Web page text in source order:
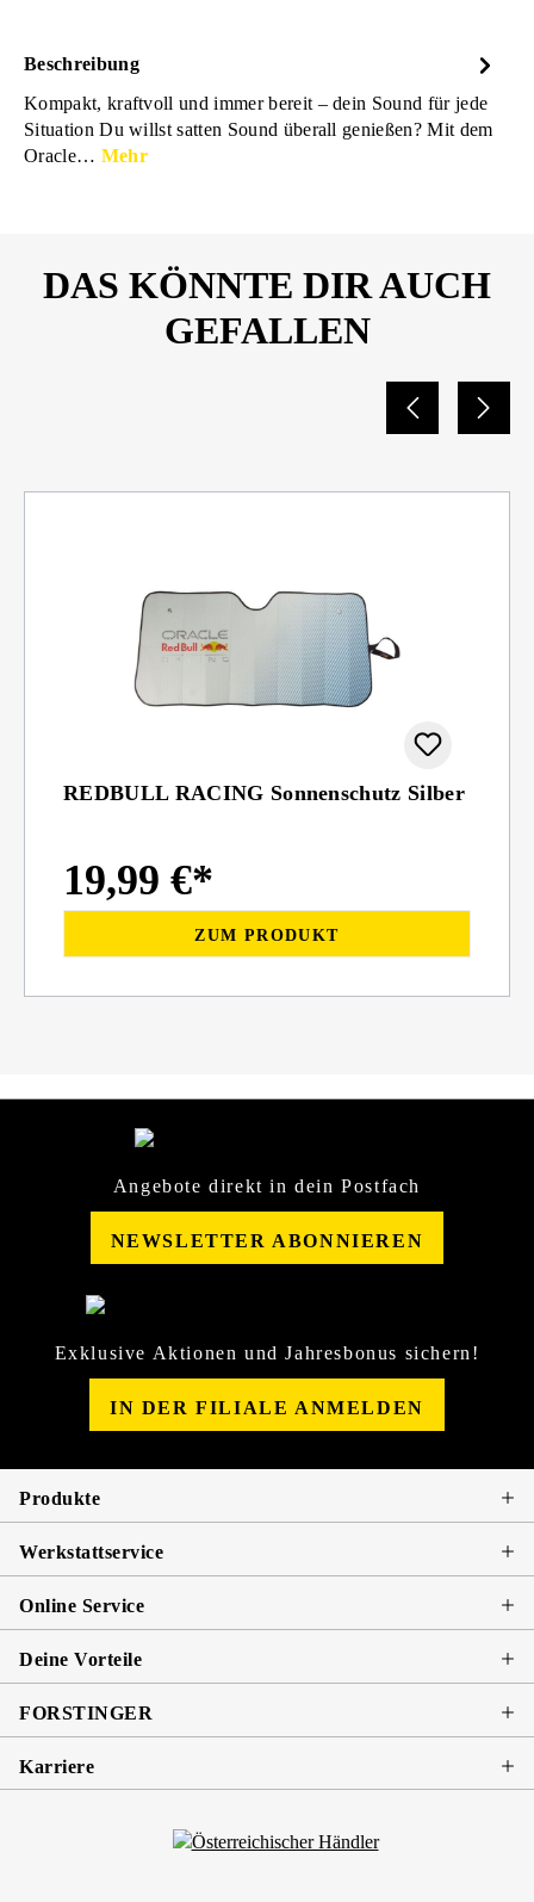
Beschreibung
Kompakt, kraftvoll und immer bereit – dein Sound für jede
Situation Du willst satten Sound überall genießen? Mit dem
Oracle… Mehr
DAS KÖNNTE DIR AUCH
GEFALLEN
REDBULL RACING Sonnenschutz Silber
19,99 €*
ZUM PRODUKT
Angebote direkt in dein Postfach
NEWSLETTER ABONNIEREN
Exklusive Aktionen und Jahresbonus sichern!
IN DER FILIALE ANMELDEN
Produkte
Werkstattservice
Online Service
Deine Vorteile
FORSTINGER
Karriere